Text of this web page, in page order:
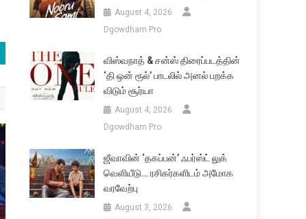
August 4, 2026
Dgowdham Pro
விஸ்வநாத் & சன்ஸ் திரைப்படத்தின்
‘தி ஒன் ரூல்’ பாடலில் அனல் பறக்க
விடும் சூர்யா
August 4, 2026
Dgowdham Pro
ஜீவாவின் ‘தகப்பன்’ ஃபர்ஸ்ட் லுக்
வெளியீடு… ரசிகர்களிடம் அமோக
வரவேற்பு
August 3, 2026